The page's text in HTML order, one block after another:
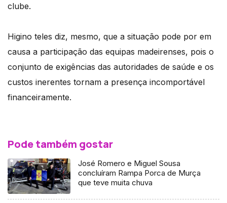
clube.
Higino teles diz, mesmo, que a situação pode por em
causa a participação das equipas madeirenses, pois o
conjunto de exigências das autoridades de saúde e os
custos inerentes tornam a presença incomportável
financeiramente.
Pode também gostar
José Romero e Miguel Sousa
concluíram Rampa Porca de Murça
que teve muita chuva